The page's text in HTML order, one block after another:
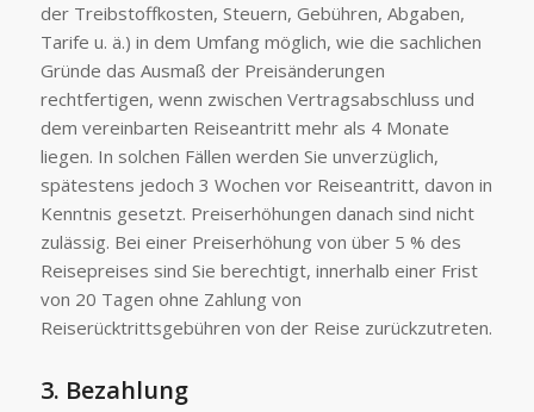
der Treibstoffkosten, Steuern, Gebühren, Abgaben,
Tarife u. ä.) in dem Umfang möglich, wie die sachlichen
Gründe das Ausmaß der Preisänderungen
rechtfertigen, wenn zwischen Vertragsabschluss und
dem vereinbarten Reiseantritt mehr als 4 Monate
liegen. In solchen Fällen werden Sie unverzüglich,
spätestens jedoch 3 Wochen vor Reiseantritt, davon in
Kenntnis gesetzt. Preiserhöhungen danach sind nicht
zulässig. Bei einer Preiserhöhung von über 5 % des
Reisepreises sind Sie berechtigt, innerhalb einer Frist
von 20 Tagen ohne Zahlung von
Reiserücktrittsgebühren von der Reise zurückzutreten.
3. Bezahlung